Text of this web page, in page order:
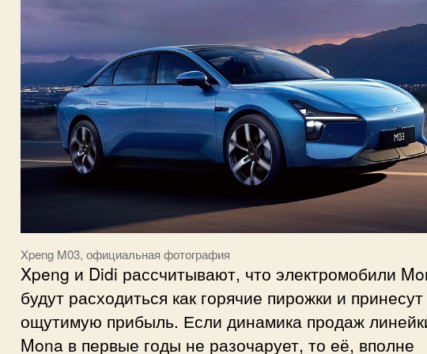
Xpeng M03, официальная фотография
Xpeng и Didi рассчитывают, что электромобили
будут расходиться как горячие пирожки и принесут
ощутимую прибыль. Если динамика продаж
Mona в первые годы не разочарует, то её, вполне